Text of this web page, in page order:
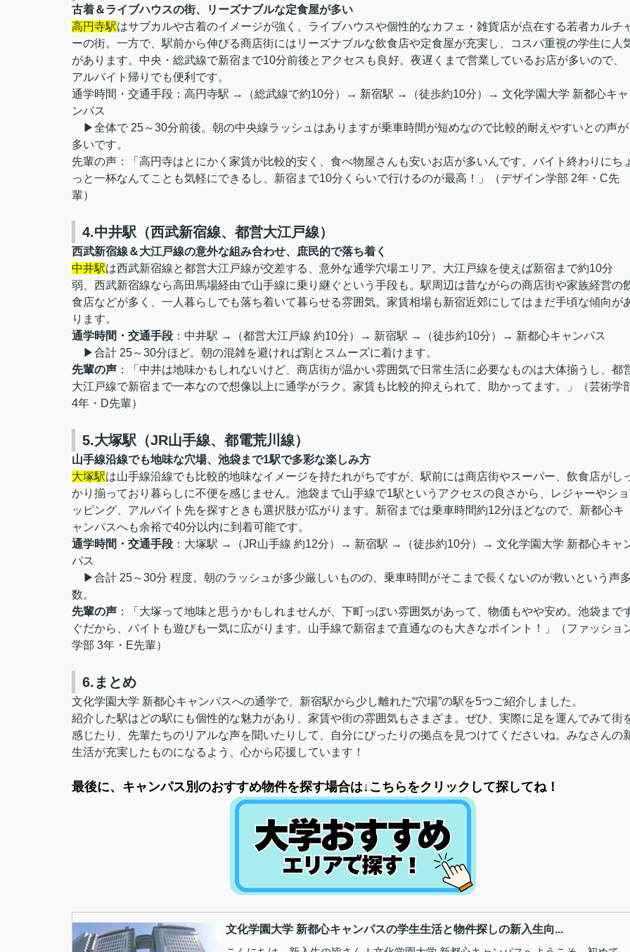
古着＆ライブハウスの街、リーズナブルな定食屋が多い
高円寺駅はサブカルや古着のイメージが強く、ライブハウスや個性的なカフェ・雑貨店が点在する若者カルチ
ーの街。一方で、駅前から伸びる商店街にはリーズナブルな飲食店や定食屋が充実し、コスパ重視の学生に人
があります。中央・総武線で新宿まで10分前後とアクセスも良好。夜遅くまで営業しているお店が多いので、
アルバイト帰りでも便利です。
通学時間・交通手段：高円寺駅 →（総武線で約10分）→ 新宿駅 →（徒歩約10分）→ 文化学園大学 新都心キャ
ンパス
▶全体で 25～30分前後。朝の中央線ラッシュはありますが乗車時間が短めなので比較的耐えやすいとの声が
多いです。
先輩の声：「高円寺はとにかく家賃が比較的安く、食べ物屋さんも安いお店が多いんです。バイト終わりにち
っと一杯なんてことも気軽にできるし、新宿まで10分くらいで行けるのが最高！」（デザイン学部 2年・C先
輩）
4.中井駅（西武新宿線、都営大江戸線）
西武新宿線＆大江戸線の意外な組み合わせ、庶民的で落ち着く
中井駅は西武新宿線と都営大江戸線が交差する、意外な通学穴場エリア。大江戸線を使えば新宿まで約10分
弱、西武新宿線なら高田馬場経由で山手線に乗り継ぐという手段も。駅周辺は昔ながらの商店街や家族経営の
食店などが多く、一人暮らしでも落ち着いて暮らせる雰囲気。家賃相場も新宿近郊にしてはまだ手頃な傾向が
ります。
通学時間・交通手段 ：中井駅 →（都営大江戸線 約10分）→ 新宿駅 →（徒歩約10分）→ 新都心キャンパス
▶合計 25～30分ほど。朝の混雑を避ければ割とスムーズに着けます。
先輩の声 ：「中井は地味かもしれないけど、商店街が温かい雰囲気で日常生活に必要なものは大体揃うし、都
大江戸線で新宿まで一本なので想像以上に通学がラク。家賃も比較的抑えられて、助かってます。」（芸術学
4年・D先輩）
5.大塚駅（JR山手線、都電荒川線）
山手線沿線でも地味な穴場、池袋まで1駅で多彩な楽しみ方
大塚駅は山手線沿線でも比較的地味なイメージを持たれがちですが、駅前には商店街やスーパー、飲食店がし
かり揃っており暮らしに不便を感じません。池袋まで山手線で1駅というアクセスの良さから、レジャーやショ
ッピング、アルバイト先を探すときも選択肢が広がります。新宿までは乗車時間約12分ほどなので、新都心キ
ャンパスへも余裕で40分以内に到着可能です。
通学時間・交通手段 ：大塚駅 →（JR山手線 約12分）→ 新宿駅 →（徒歩約10分）→ 文化学園大学 新都心キャ
パス
▶合計 25～30分 程度。朝のラッシュが多少厳しいものの、乗車時間がそこまで長くないのが救いという声
数。
先輩の声 ：「大塚って地味と思うかもしれませんが、下町っぽい雰囲気があって、物価もやや安め。池袋まで
ぐだから、バイトも遊びも一気に広がります。山手線で新宿まで直通なのも大きなポイント！」（ファッショ
学部 3年・E先輩）
6.まとめ
文化学園大学 新都心キャンパスへの通学で、新宿駅から少し離れた“穴場”の駅を5つご紹介しました。
紹介した駅はどの駅にも個性的な魅力があり、家賃や街の雰囲気もさまざま。ぜひ、実際に足を運んでみて街
感じたり、先輩たちのリアルな声を聞いたりして、自分にぴったりの拠点を見つけてくださいね。みなさんの
生活が充実したものになるよう、心から応援しています！
最後に、キャンパス別のおすすめ物件を探す場合は↓こちらをクリックして探してね！
文化学園大学 新都心キャンパスの学生生活と物件探しの新入生向...